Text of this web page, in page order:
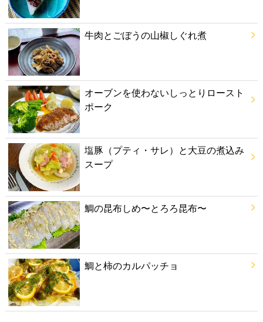
牛肉とごぼうの山椒しぐれ煮
オーブンを使わないしっとりロースト
ポーク
塩豚（プティ・サレ）と大豆の煮込み
スープ
鯛の昆布しめ〜とろろ昆布〜
鯛と柿のカルパッチョ